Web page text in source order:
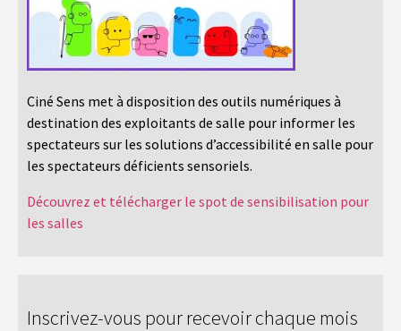
Ciné Sens met à disposition des outils numériques à
destination des exploitants de salle pour informer les
spectateurs sur les solutions d’accessibilité en salle pour
les spectateurs déficients sensoriels.
Découvrez et télécharger le spot de sensibilisation pour
les salles
Inscrivez-vous pour recevoir chaque mois